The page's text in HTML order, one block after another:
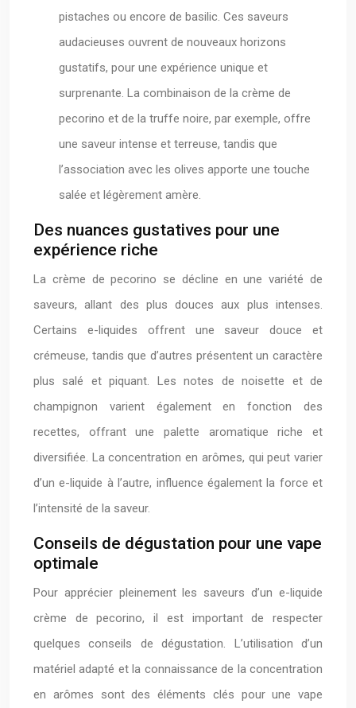
pistaches ou encore de basilic. Ces saveurs
audacieuses ouvrent de nouveaux horizons
gustatifs, pour une expérience unique et
surprenante. La combinaison de la crème de
pecorino et de la truffe noire, par exemple, offre
une saveur intense et terreuse, tandis que
l’association avec les olives apporte une touche
salée et légèrement amère.
Des nuances gustatives pour une
expérience riche
La crème de pecorino se décline en une variété de
saveurs, allant des plus douces aux plus intenses.
Certains e-liquides offrent une saveur douce et
crémeuse, tandis que d’autres présentent un caractère
plus salé et piquant. Les notes de noisette et de
champignon varient également en fonction des
recettes, offrant une palette aromatique riche et
diversifiée. La concentration en arômes, qui peut varier
d’un e-liquide à l’autre, influence également la force et
l’intensité de la saveur.
Conseils de dégustation pour une vape
optimale
Pour apprécier pleinement les saveurs d’un e-liquide
crème de pecorino, il est important de respecter
quelques conseils de dégustation. L’utilisation d’un
matériel adapté et la connaissance de la concentration
en arômes sont des éléments clés pour une vape